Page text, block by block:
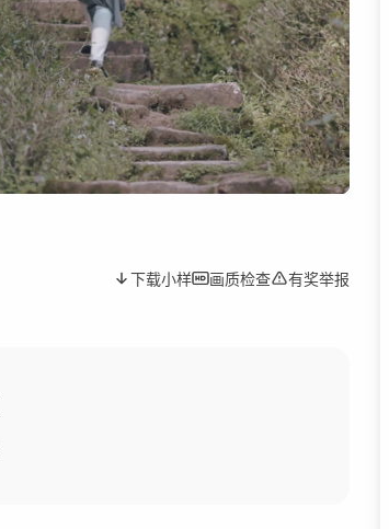
下载小样 画质检查 有奖举报